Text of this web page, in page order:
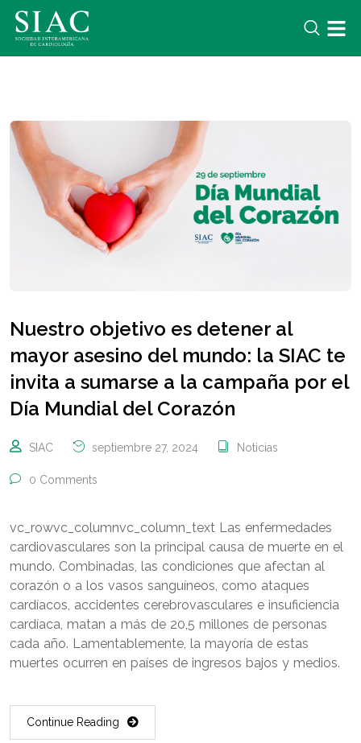
Nuestro objetivo es detener al
mayor asesino del mundo: la SIAC te
invita a sumarse a la campaña por el
Día Mundial del Corazón
SIAC septiembre 27, 2024 Noticias
0 Comments
vc_rowvc_columnvc_column_text Las enfermedades
cardiovasculares son la principal causa de muerte en el
mundo. Combinadas, las condiciones que afectan al
corazón o a los vasos sanguíneos, como ataques
cardíacos, accidentes cerebrovasculares e insuficiencia
cardíaca, matan a más de 20,5 millones de personas
cada año. Lamentablemente, la mayoría de estas
muertes ocurren en países de ingresos bajos y medios.
Continue Reading